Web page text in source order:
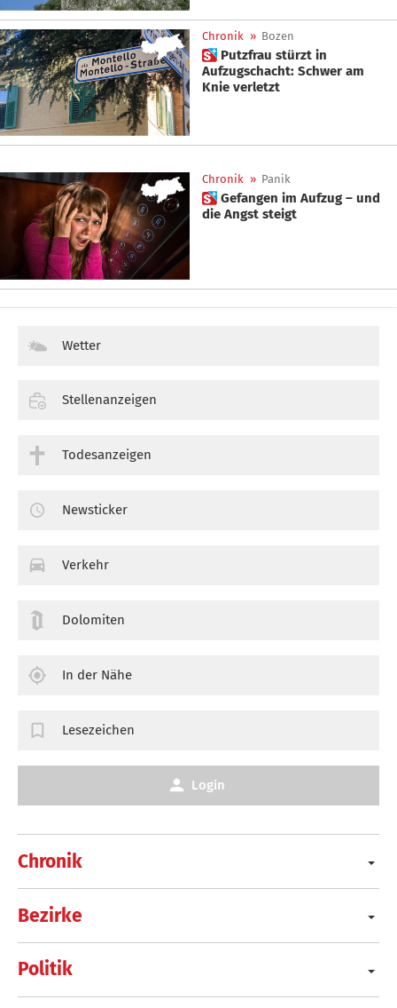
Chronik » Bozen
 Putzfrau stürzt in
Aufzugschacht: Schwer am
Knie verletzt
Chronik » Panik
 Gefangen im Aufzug – und
die Angst steigt
Chronik
Bezirke
Politik
Wetter
Stellenanzeigen
Todesanzeigen
Newsticker
Verkehr
Dolomiten
In der Nähe
Lesezeichen
Login